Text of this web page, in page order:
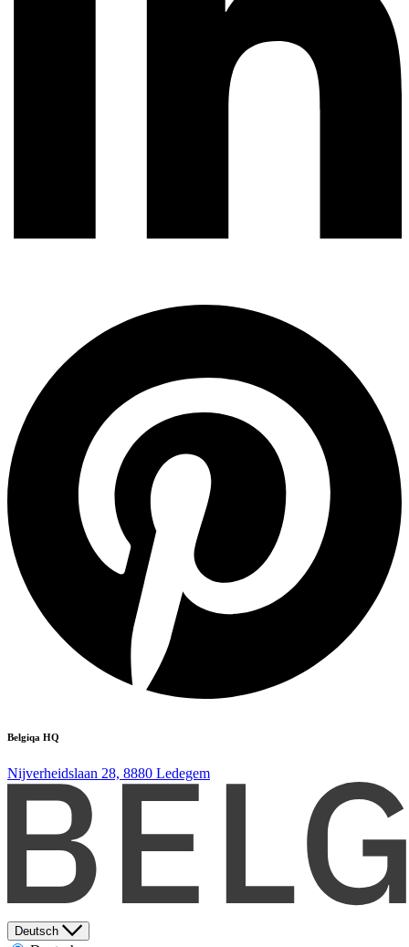
Belgiqa HQ
Nijverheidslaan 28, 8880 Ledegem
Deutsch